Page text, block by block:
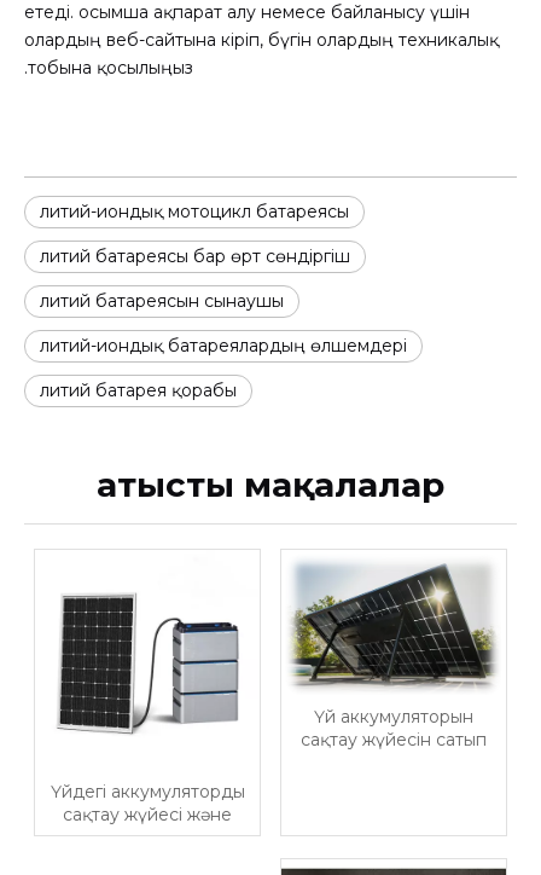
етеді. Қосымша ақпарат алу немесе байланысу үшін
олардың веб-сайтына кіріп, бүгін олардың техникалық
тобына қосылыңыз.
литий-иондық мотоцикл батареясы
литий батареясы бар өрт сөндіргіш
литий батареясын сынаушы
литий-иондық батареялардың өлшемдері
литий батарея қорабы
Қатысты мақалалар
Үй аккумуляторын
сақтау жүйесін сатып
Үйдегі аккумуляторды
сақтау жүйесі және
генератор: 2026 жылы